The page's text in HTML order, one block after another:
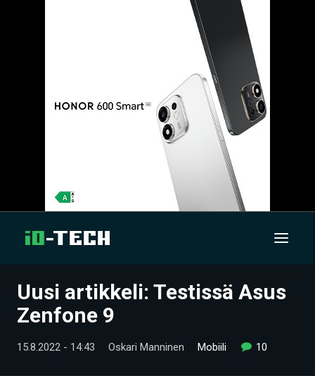
UUTISET
Uusi artikkeli: Testissä Asus
Zenfone 9
15.8.2022 - 14:43 Oskari Manninen Mobiili 10